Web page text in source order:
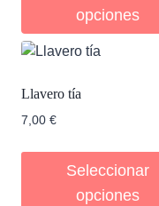
opciones
Llavero tía
7,00 €
Seleccionar
opciones